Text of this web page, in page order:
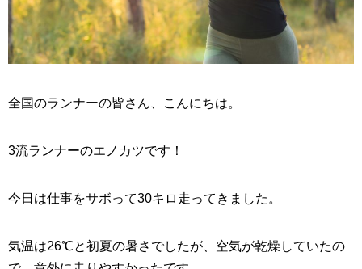
全国のランナーの皆さん、こんにちは。
3流ランナーのエノカツです！
今日は仕事をサボって30キロ走ってきました。
気温は26℃と初夏の暑さでしたが、空気が乾燥していたの